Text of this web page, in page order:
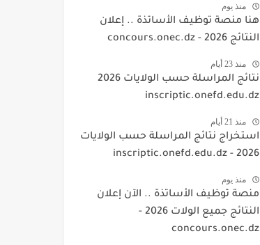
منذ يوم
هنا منصة توظيف الأساتذة .. إعلان
النتائج 2026 - concours.onec.dz
منذ 23 أيام
نتائج المراسلة حسب الولايات 2026
inscriptic.onefd.edu.dz
منذ 21 أيام
استخراج نتائج المراسلة حسب الولايات
2026 - inscriptic.onefd.edu.dz
منذ يوم
منصة توظيف الأساتذة .. الآن إعلان
النتائج جميع الولات 2026 -
concours.onec.dz